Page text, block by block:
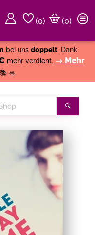
(0)
(0)
bei uns doppelt. Dank
mehr verdient. → Mehr
🙏